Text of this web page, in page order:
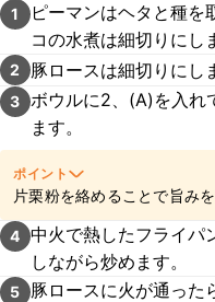
1
ピーマンはヘタと種を
コの水煮は細切りにし
2 豚ロースは細切りにし
3 ボウルに2、(A)を入れ
ます。
ポイント
片栗粉を絡めることで旨み
く、仕上がりにとろみをつ
4 中火で熱したフライパ
しながら炒めます。
5
豚ロースに火が通った